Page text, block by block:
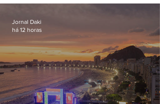
paternidade
Jornal Daki
há 12 horas